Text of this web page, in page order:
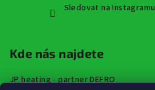
Sledovat na Instagramu
Kde nás najdete
JP heating - partner DEFRO